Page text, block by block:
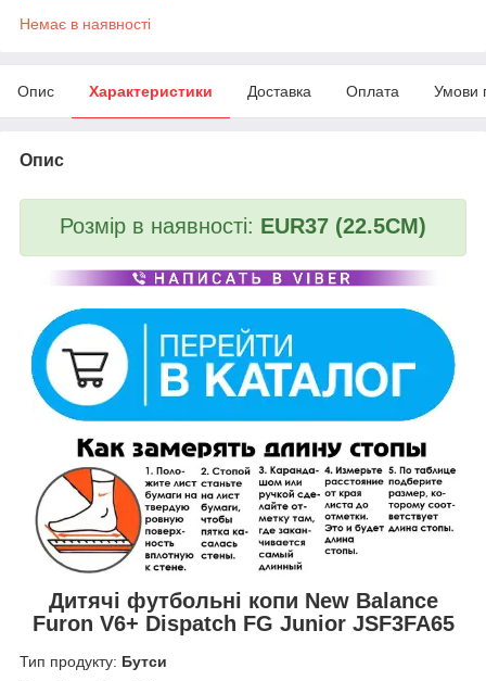
Немає в наявності
Опис Характеристики Доставка Оплата Умови
Опис
Розмір в наявності: EUR37 (22.5CM)
Дитячі футбольні копи New Balance
Furon V6+ Dispatch FG Junior JSF3FA65
Тип продукту: Бутси